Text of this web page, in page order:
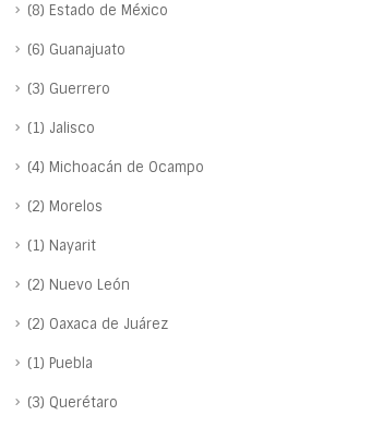
(8) Estado de México
(6) Guanajuato
(3) Guerrero
(1) Jalisco
(4) Michoacán de Ocampo
(2) Morelos
(1) Nayarit
(2) Nuevo León
(2) Oaxaca de Juárez
(1) Puebla
(3) Querétaro